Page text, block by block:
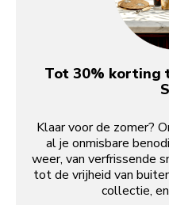
Tot 30% korting
Klaar voor de zomer?
al je onmisbare
weer, van verfrissende
tot de vrijheid van
collectie,